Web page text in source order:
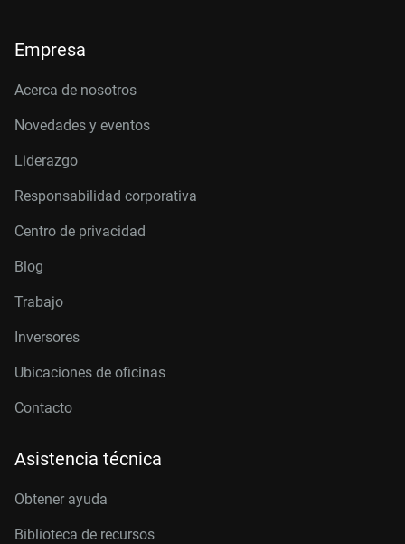
Empresa
Acerca de nosotros
Novedades y eventos
Liderazgo
Responsabilidad corporativa
Centro de privacidad
Blog
Trabajo
Inversores
Ubicaciones de oficinas
Contacto
Asistencia técnica
Obtener ayuda
Biblioteca de recursos